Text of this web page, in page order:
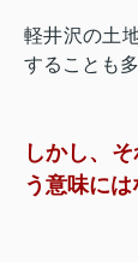
軽井沢の土
することも
しかし、
う意味には